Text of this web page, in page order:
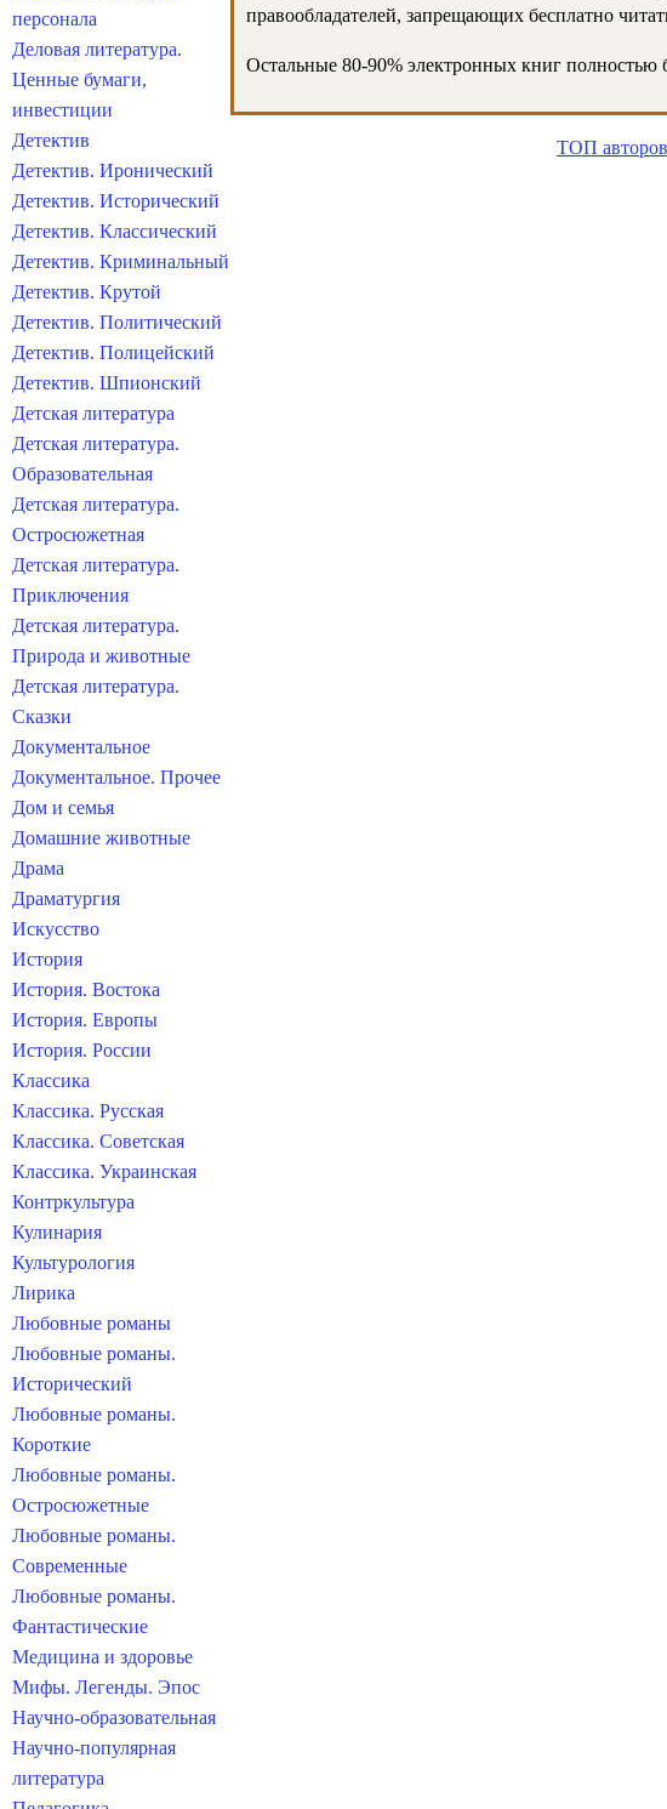
правообладателей, запрещающих бесплатно
Остальные 80-90% электронных книг полностью
ТОП
персонала
Деловая литература.
Ценные бумаги,
инвестиции
Детектив
Детектив. Иронический
Детектив. Исторический
Детектив. Классический
Детектив. Криминальный
Детектив. Крутой
Детектив. Политический
Детектив. Полицейский
Детектив. Шпионский
Детская литература
Детская литература.
Образовательная
Детская литература.
Остросюжетная
Детская литература.
Приключения
Детская литература.
Природа и животные
Детская литература.
Сказки
Документальное
Документальное. Прочее
Дом и семья
Домашние животные
Драма
Драматургия
Искусство
История
История. Востока
История. Европы
История. России
Классика
Классика. Русская
Классика. Советская
Классика. Украинская
Контркультура
Кулинария
Культурология
Лирика
Любовные романы
Любовные романы.
Исторический
Любовные романы.
Короткие
Любовные романы.
Остросюжетные
Любовные романы.
Современные
Любовные романы.
Фантастические
Медицина и здоровье
Мифы. Легенды. Эпос
Научно-образовательная
Научно-популярная
литература